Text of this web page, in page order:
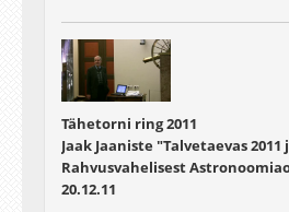
Tähetorni ring 2011
Jaak Jaaniste "Talvetaevas 2011
Rahvusvahelisest
20.12.11